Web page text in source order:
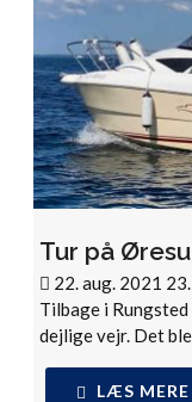
22. aug. 2021
Tilbage i
dejlige vejr. Det
LÆS MERE